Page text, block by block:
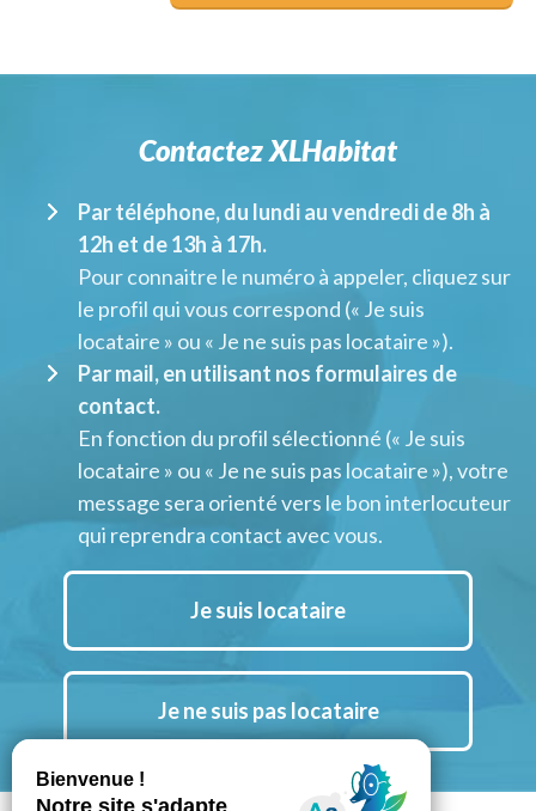
Contactez XLHabitat
Par téléphone, du lundi au vendredi de 8h à
12h et de 13h à 17h.
Pour connaitre le numéro à appeler, cliquez sur
le profil qui vous correspond (« Je suis
locataire » ou « Je ne suis pas locataire »).
Par mail, en utilisant nos formulaires de
contact.
En fonction du profil sélectionné (« Je suis
locataire » ou « Je ne suis pas locataire »), votre
message sera orienté vers le bon interlocuteur
qui reprendra contact avec vous.
Je suis locataire
Je ne suis pas locataire